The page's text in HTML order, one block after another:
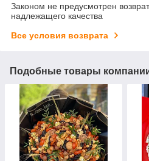
Законом не предусмотрен
надлежащего качества
Все условия возврата
Подобные товары